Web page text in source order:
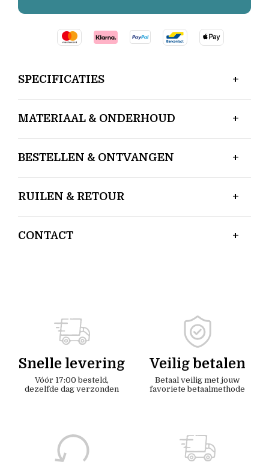
SPECIFICATIES
MATERIAAL & ONDERHOUD
BESTELLEN & ONTVANGEN
RUILEN & RETOUR
CONTACT
Snelle levering
Vóór 17:00 besteld,
dezelfde dag verzonden
Veilig betalen
Betaal veilig met jouw
favoriete betaalmethode